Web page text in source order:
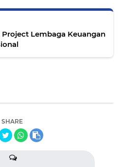
Lembaga Keuangan
SHARE